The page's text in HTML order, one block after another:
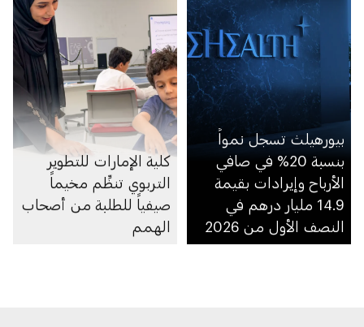
بيورهيلث تسجل نمواً
بنسبة 20% في صافي
الأرباح وإيرادات بقيمة
14.9 مليار درهم في
النصف الأول من 2026
كلية الإمارات للتطوير
التربوي تنظِّم مخيماً
صيفياً للطلبة من أصحاب
الهمم